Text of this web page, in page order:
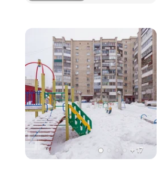
+ 17